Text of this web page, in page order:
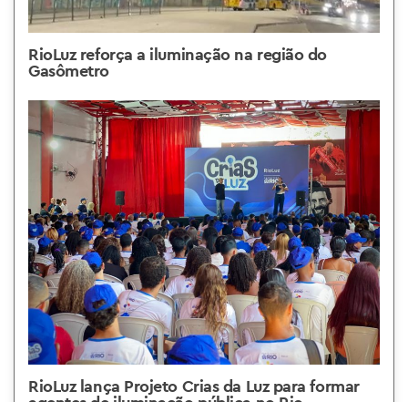
RioLuz reforça a iluminação na região do
Gasômetro
RioLuz lança Projeto Crias da Luz para formar